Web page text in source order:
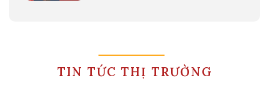
TIN TỨC THỊ TRƯỜNG